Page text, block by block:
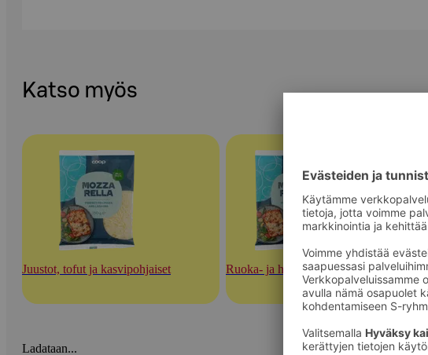
Katso myös
Juustot, tofut ja kasvipohjaiset Ruoka- ja herkuttelujuustot
Ladataan...